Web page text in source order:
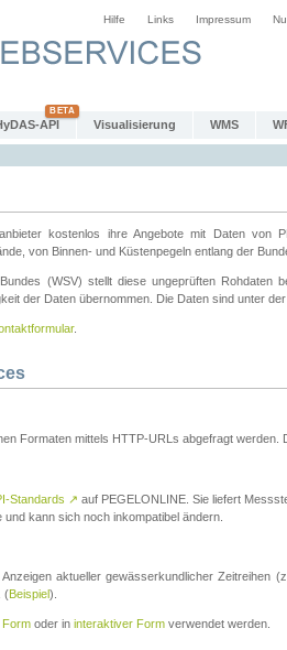
Hilfe Links Impressum
API Visualisierung WMS
kostenlos ihre Angebote mit Daten von
von Binnen- und Küstenpegeln entlang der
(WSV) stellt diese ungeprüften Rohdaten
der Daten übernommen. Die Daten sind unter
.
Formaten mittels HTTP-URLs abgefragt
Standards ↗ auf PEGELONLINE. Sie liefert
kann sich noch inkompatibel ändern.
aktueller gewässerkundlicher Zeitreihen
(Beispiel).
oder in interaktiver Form verwendet werden.